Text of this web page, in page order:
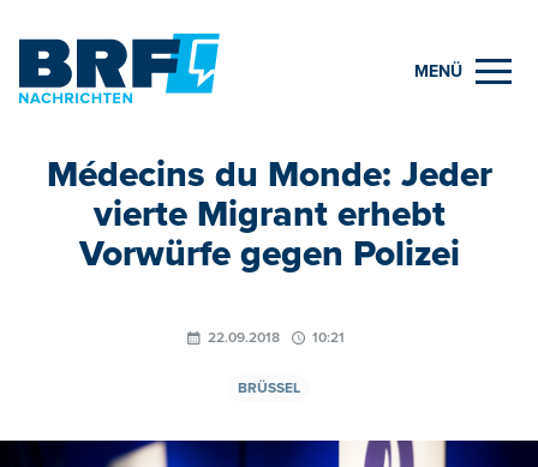
MENÜ
Médecins du Monde: Jeder
vierte Migrant erhebt
Vorwürfe gegen Polizei
22.09.2018 10:21
BRÜSSEL